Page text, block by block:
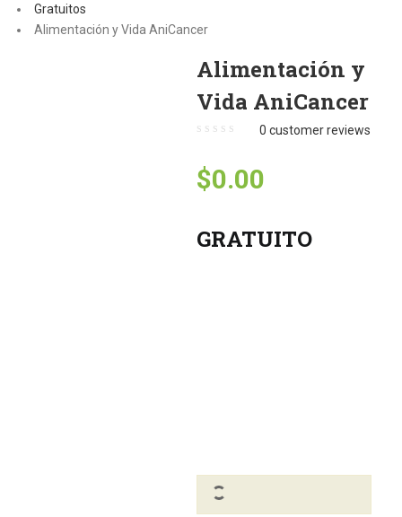
Gratuitos
Alimentación y Vida AniCancer
Alimentación y
Vida AniCancer
0 customer reviews
$0.00
GRATUITO